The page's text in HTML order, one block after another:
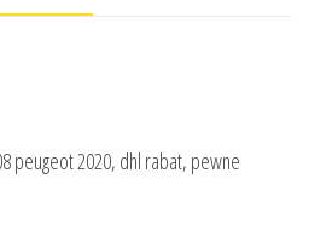
peugeot 2020, dhl rabat, pewne